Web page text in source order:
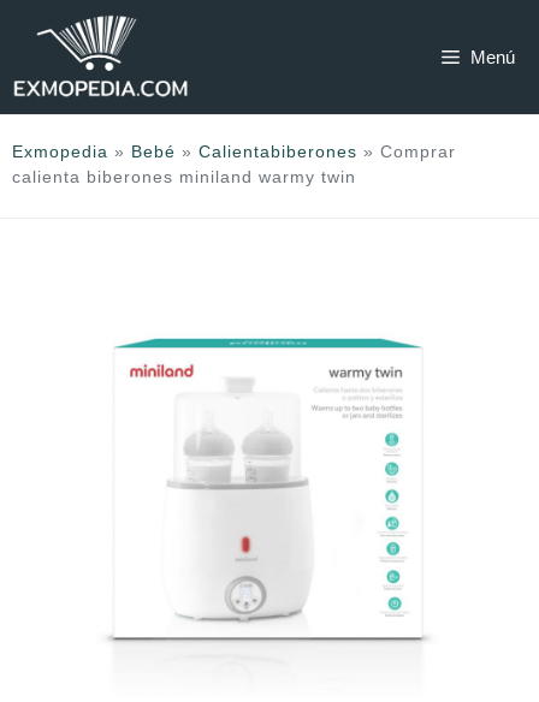
Menú
Exmopedia » Bebé » Calientabiberones » Comprar
calienta biberones miniland warmy twin